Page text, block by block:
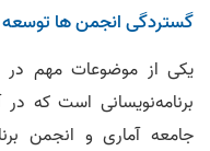
گستردگی انجمن ها توسعه
یکی از موضوعات مهم در
برنامه‌نویسانی است که
جامعه آماری و انجمن